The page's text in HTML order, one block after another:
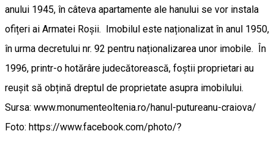
anului 1945, în câteva apartamente ale hanului se vor instala
ofițeri ai Armatei Roșii. Imobilul este naționalizat în anul 1950,
în urma decretului nr. 92 pentru naționalizarea unor imobile. În
1996, printr-o hotărâre judecătorească, foștii proprietari au
reușit să obțină dreptul de proprietate asupra imobilului.
Sursa: www.monumenteoltenia.ro/hanul-putureanu-craiova/
Foto: https://www.facebook.com/photo/?